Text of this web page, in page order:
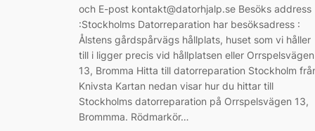
och E-post kontakt@datorhjalp.se Besöks address
:Stockholms Datorreparation har besöksadress :
Ålstens gårdspårvägs hållplats, huset som vi håller
till i ligger precis vid hållplatsen eller Orrspelsvägen
13, Bromma Hitta till datorreparation Stockholm
Knivsta Kartan nedan visar hur du hittar till
Stockholms datorreparation på Orrspelsvägen 13,
Brommma. Rödmarkör…